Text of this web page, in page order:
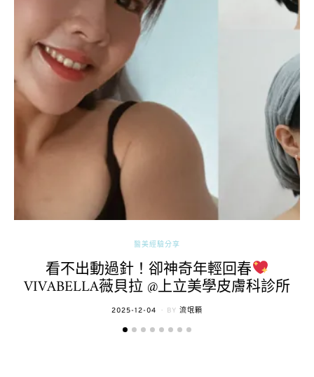
醫美經驗分享
看不出動過針！卻神奇年輕回春
VIVABELLA薇貝拉 @上立美學皮膚科診所
POSTED
2025-12-04 BY 流氓顆